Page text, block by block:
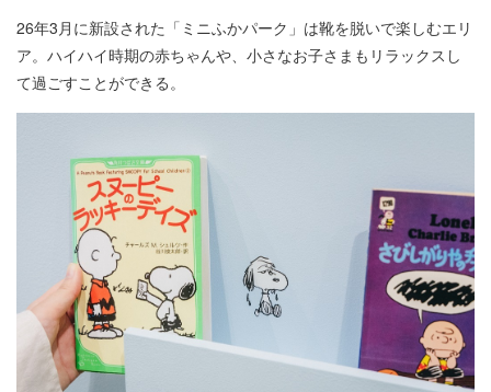
26年3月に新設された「ミニふかパーク」は靴を脱いで楽しむエリ
ア。ハイハイ時期の赤ちゃんや、小さなお子さまもリラックスし
て過ごすことができる。